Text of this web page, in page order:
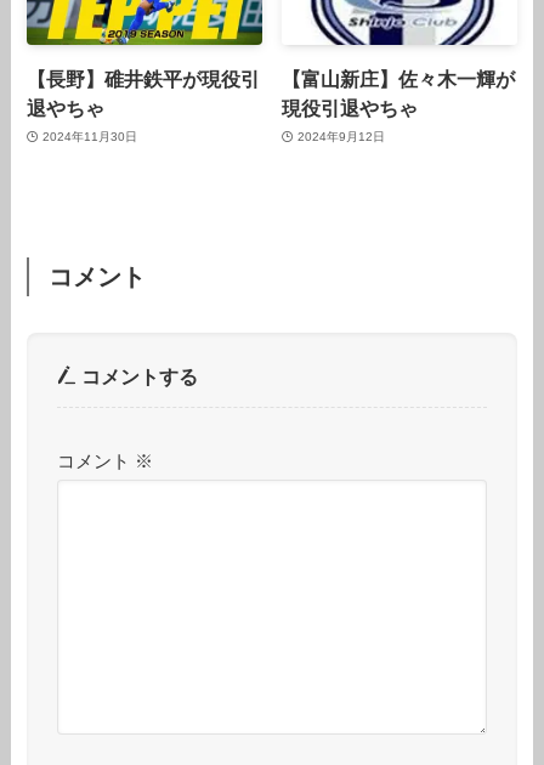
【長野】碓井鉄平が現役引
退やちゃ
2024年11月30日
【富山新庄】佐々木一輝が
現役引退やちゃ
2024年9月12日
コメント
コメントする
コメント ※